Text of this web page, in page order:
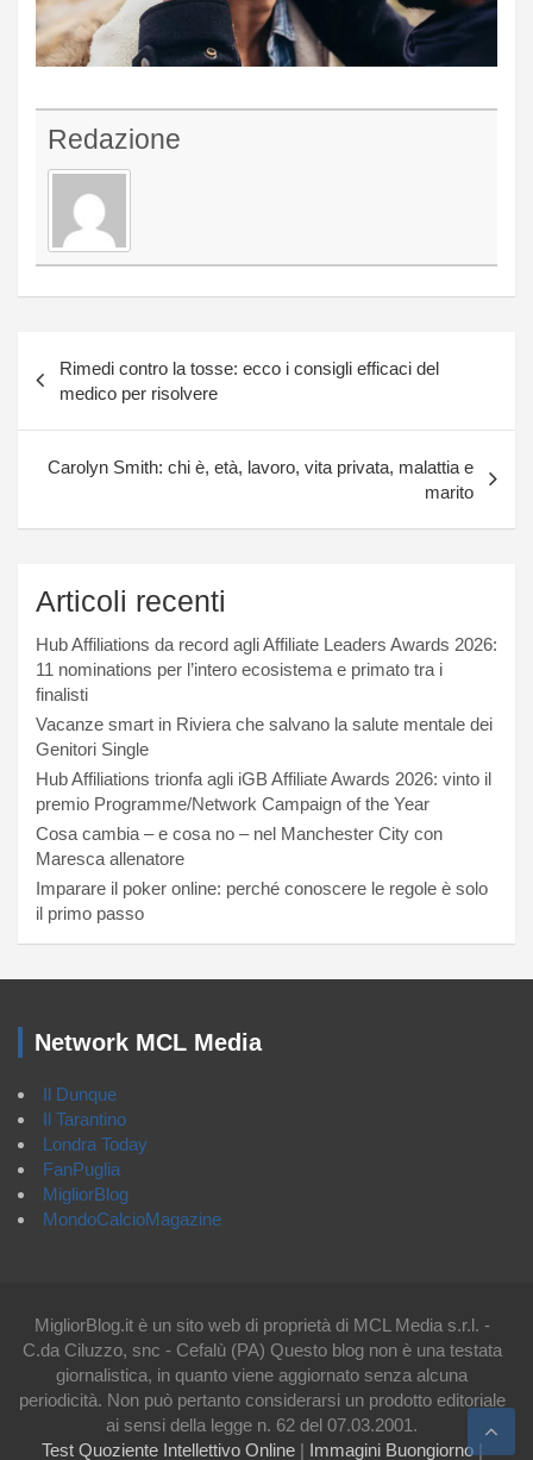
Redazione
articoli
Rimedi contro la tosse: ecco i consigli efficaci del
medico per risolvere
Carolyn Smith: chi è, età, lavoro, vita privata, malattia e
marito
Articoli recenti
Hub Affiliations da record agli Affiliate Leaders Awards 2026:
11 nominations per l’intero ecosistema e primato tra i
finalisti
Vacanze smart in Riviera che salvano la salute mentale dei
Genitori Single
Hub Affiliations trionfa agli iGB Affiliate Awards 2026: vinto il
premio Programme/Network Campaign of the Year
Cosa cambia – e cosa no – nel Manchester City con
Maresca allenatore
Imparare il poker online: perché conoscere le regole è solo
il primo passo
Network MCL Media
Il Dunque
Il Tarantino
Londra Today
FanPuglia
MigliorBlog
MondoCalcioMagazine
MigliorBlog.it è un sito web di proprietà di MCL Media s.r.l. -
C.da Ciluzzo, snc - Cefalù (PA) Questo blog non è una testata
giornalistica, in quanto viene aggiornato senza alcuna
periodicità. Non può pertanto considerarsi un prodotto editoriale
ai sensi della legge n. 62 del 07.03.2001.
Test Quoziente Intellettivo Online| Immagini Buongiorno|